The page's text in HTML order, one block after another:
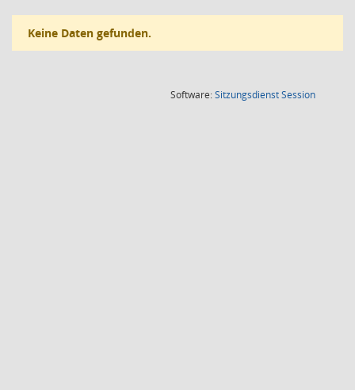
Keine Daten gefunden.
Software:SitzungsdienstSession(Wird in